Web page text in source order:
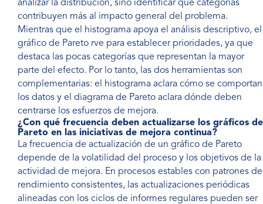
analizar la distribución, sino identificar qué categorías
contribuyen más al impacto general del problema.
Mientras que el histograma apoya el análisis descriptivo, el
gráfico de Pareto rve para establecer prioridades, ya que
destaca las pocas categorías que representan la mayor
parte del efecto. Por lo tanto, las dos herramientas son
complementarias: el histograma aclara cómo se comportan
los datos y el diagrama de Pareto aclara dónde deben
centrarse los esfuerzos de mejora.
¿Con qué frecuencia deben actualizarse los gráficos de
Pareto en las iniciativas de mejora continua?
La frecuencia de actualización de un gráfico de Pareto
depende de la volatilidad del proceso y los objetivos de la
actividad de mejora. En procesos estables con patrones de
rendimiento consistentes, las actualizaciones periódicas
alineadas con los ciclos de informes regulares pueden ser